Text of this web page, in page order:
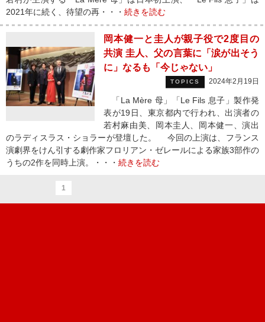
2021年に続く、待望の再・・・ 続きを読む
岡本健一と圭人が親子役で2度目の
共演 圭人、父の言葉に「涙が出そう
に」なるも「今じゃない」
TOPICS 2024年2月19日
「La Mère 母」「Le Fils 息子」製作発
表が19日、東京都内で行われ、出演者の
若村麻由美、岡本圭人、岡本健一、演出
のラディスラス・ショラーが登壇した。 今回の上演は、フランス
演劇界をけん引する劇作家フロリアン・ゼレールによる家族3部作の
うちの2作を同時上演。・・・ 続きを読む
1